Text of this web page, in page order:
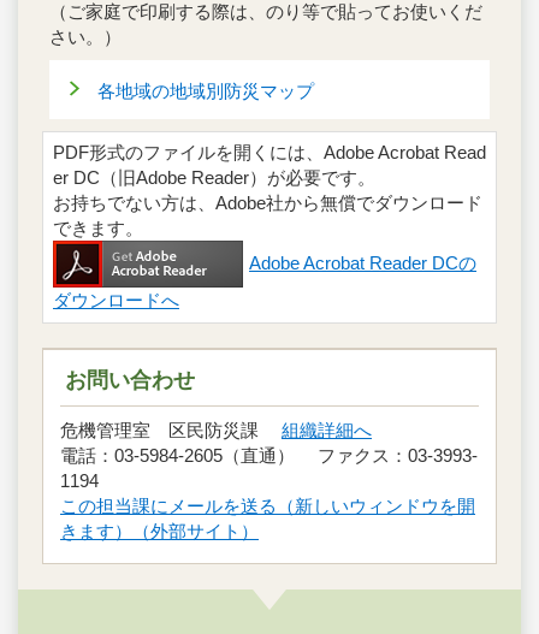
（ご家庭で印刷する際は、のり等で貼ってお使いくだ
さい。）
各地域の地域別防災マップ
PDF形式のファイルを開くには、Adobe Acrobat Read
er DC（旧Adobe Reader）が必要です。
お持ちでない方は、Adobe社から無償でダウンロード
できます。
Adobe Acrobat Reader DCの
ダウンロードへ
お問い合わせ
危機管理室 区民防災課 組織詳細へ
電話：03-5984-2605（直通） ファクス：03-3993-
1194
この担当課にメールを送る（新しいウィンドウを開
きます）（外部サイト）